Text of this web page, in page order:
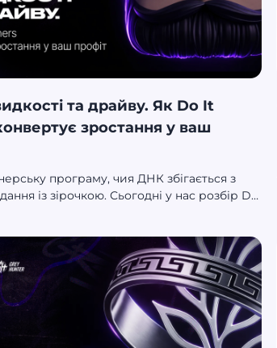
та драйву. Як Do It
зростання у ваш
програму, чия ДНК збігається з
із зірочкою. Сьогодні у нас розбір Do
себе як про зухвалого та стрімко
гравця. Do It Partners — з тих історій, де
на зростання, темп і роботу з
в iGaming.